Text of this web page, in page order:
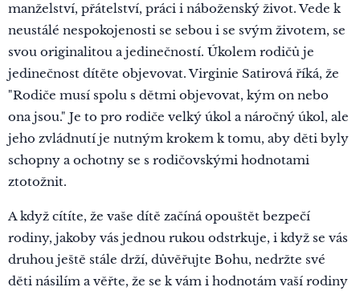
manželství, přátelství, práci i náboženský život. Vede k
neustálé nespokojenosti se sebou i se svým životem, se
svou originalitou a jedinečností. Úkolem rodičů je
jedinečnost dítěte objevovat. Virginie Satirová říká, že
"Rodiče musí spolu s dětmi objevovat, kým on nebo
ona jsou." Je to pro rodiče velký úkol a náročný úkol, ale
jeho zvládnutí je nutným krokem k tomu, aby děti byly
schopny a ochotny se s rodičovskými hodnotami
ztotožnit.
A když cítíte, že vaše dítě začíná opouštět bezpečí
rodiny, jakoby vás jednou rukou odstrkuje, i když se vás
druhou ještě stále drží, důvěřujte Bohu, nedržte své
děti násilím a věřte, že se k vám i hodnotám vaší rodiny